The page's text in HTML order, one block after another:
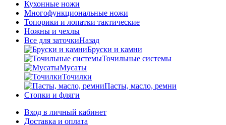
Кухонные ножи
Многофункциональные ножи
Топорики и лопатки тактические
Ножны и чехлы
Все для заточкиНазад
Бруски и камни
Точильные системы
Мусаты
Точилки
Пасты, масло, ремни
Стопки и фляги
Вход в личный кабинет
Доставка и оплата